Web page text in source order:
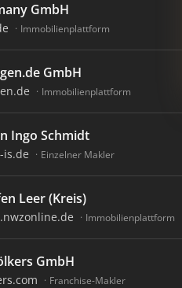
GmbH
Immobilienplattform
GmbH
Immobilienplattform
Ingo Schmidt
Einzelner Makler
Leer (Kreis)
Immobilienplattform
GmbH
Franchise-Makler